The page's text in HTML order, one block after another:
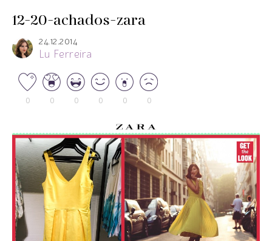
12-20-achados-zara
24.12.2014
Lu Ferreira
0 0 0 0 0 0